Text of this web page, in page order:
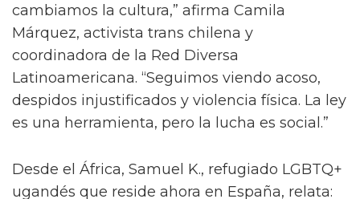
cambiamos la cultura,” afirma Camila
Márquez, activista trans chilena y
coordinadora de la Red Diversa
Latinoamericana. “Seguimos viendo acoso,
despidos injustificados y violencia física. La ley
es una herramienta, pero la lucha es social.”
Desde el África, Samuel K., refugiado LGBTQ+
ugandés que reside ahora en España, relata: